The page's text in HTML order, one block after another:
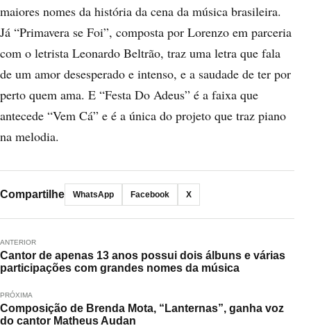
maiores nomes da história da cena da música brasileira.
Já “Primavera se Foi”, composta por Lorenzo em parceria
com o letrista Leonardo Beltrão, traz uma letra que fala
de um amor desesperado e intenso, e a saudade de ter por
perto quem ama. E “Festa Do Adeus” é a faixa que
antecede “Vem Cá” e é a única do projeto que traz piano
na melodia.
Compartilhe WhatsApp Facebook X
ANTERIOR
Cantor de apenas 13 anos possui dois álbuns e várias
participações com grandes nomes da música
PRÓXIMA
Composição de Brenda Mota, “Lanternas”, ganha voz
do cantor Matheus Audan